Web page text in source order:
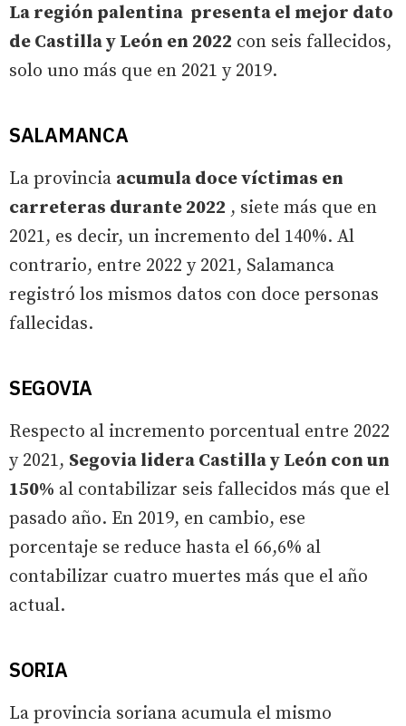
La región palentina presenta el mejor dato
de Castilla y León en 2022 con seis fallecidos,
solo uno más que en 2021 y 2019.
SALAMANCA
La provincia acumula doce víctimas en
carreteras durante 2022 , siete más que en
2021, es decir, un incremento del 140%. Al
contrario, entre 2022 y 2021, Salamanca
registró los mismos datos con doce personas
fallecidas.
SEGOVIA
Respecto al incremento porcentual entre 2022
y 2021, Segovia lidera Castilla y León con un
150% al contabilizar seis fallecidos más que el
pasado año. En 2019, en cambio, ese
porcentaje se reduce hasta el 66,6% al
contabilizar cuatro muertes más que el año
actual.
SORIA
La provincia soriana acumula el mismo